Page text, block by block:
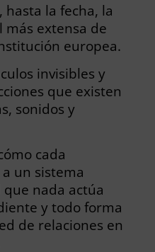
hasta la fecha, la
más extensa de
europea.
invisibles y
que existen
sonidos y
cada
un sistema
nada actúa
y todo forma
de relaciones en